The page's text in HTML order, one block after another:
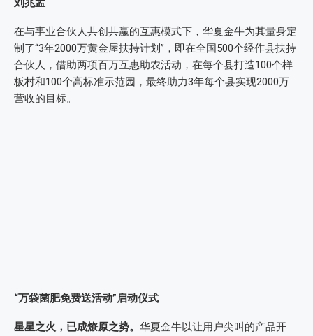
刘兆孟
在与事业合伙人共创共赢的互惠模式下，华夏金牛为其量身定
制了“3年2000万黄金屋扶持计划”，即在全国500个经作县扶持
合伙人，借助两项百万互惠助农活动，在每个县打造100个样
板村和100个高标准示范园，最终助力3年每个县实现2000万
营收的目标。
“万袋菌肥免费送活动”启动仪式
星星之火，已成燎原之势。 华夏金牛以让用户尖叫的产品开